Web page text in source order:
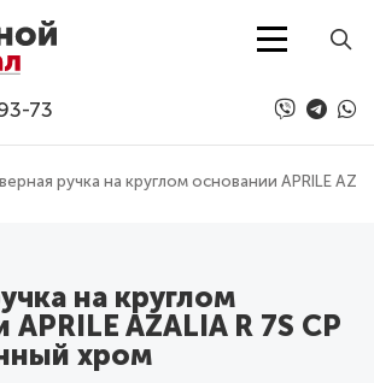
содержанию
73
ручка на круглом основании APRILE
на круглом
AZALIA R 7S CP
хром